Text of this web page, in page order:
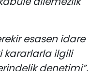
esasen idare
kararlarla ilgili
denetimi”,